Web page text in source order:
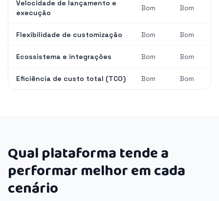
Velocidade de lançamento e
execução
Bom Bom
Flexibilidade de customização Bom Bom
Ecossistema e integrações Bom Bom
Eficiência de custo total (TCO) Bom Bom
Qual plataforma tende a
performar melhor em cada
cenário